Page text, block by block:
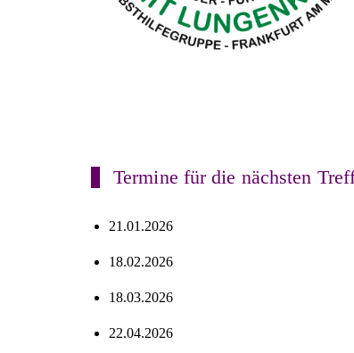
Termine für die nächsten
21.01.2026
18.02.2026
18.03.2026
22.04.2026